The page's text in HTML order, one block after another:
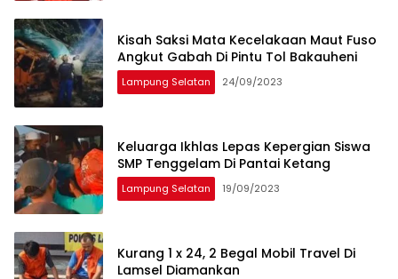
Kisah Saksi Mata Kecelakaan Maut Fuso
Angkut Gabah Di Pintu Tol Bakauheni
Lampung Selatan 24/09/2023
Keluarga Ikhlas Lepas Kepergian Siswa
SMP Tenggelam Di Pantai Ketang
Lampung Selatan 19/09/2023
Kurang 1 x 24, 2 Begal Mobil Travel Di
Lamsel Diamankan